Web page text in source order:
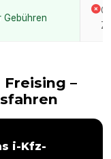
Gebühren
Freising –
i-Kfz-